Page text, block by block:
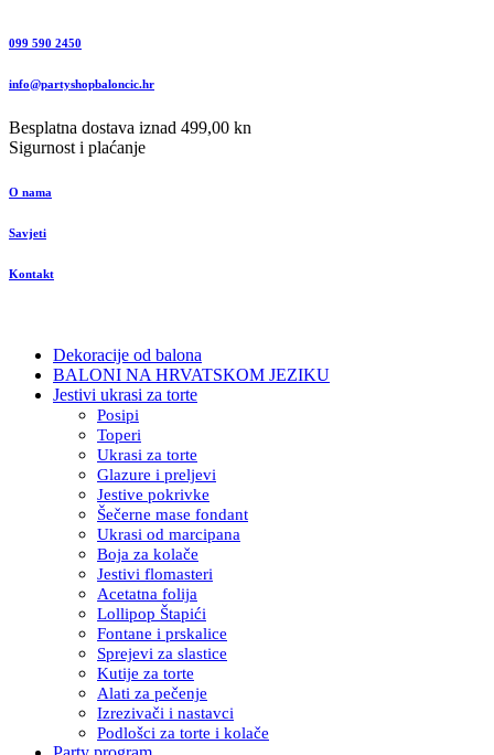
099 590 2450
info@partyshopbaloncic.hr
Besplatna dostava iznad 499,00 kn
Sigurnost i plaćanje
O nama
Savjeti
Kontakt
Dekoracije od balona
BALONI NA HRVATSKOM JEZIKU
Jestivi ukrasi za torte
Posipi
Toperi
Ukrasi za torte
Glazure i preljevi
Jestive pokrivke
Šečerne mase fondant
Ukrasi od marcipana
Boja za kolače
Jestivi flomasteri
Acetatna folija
Lollipop Štapići
Fontane i prskalice
Sprejevi za slastice
Kutije za torte
Alati za pečenje
Izrezivači i nastavci
Podlošci za torte i kolače